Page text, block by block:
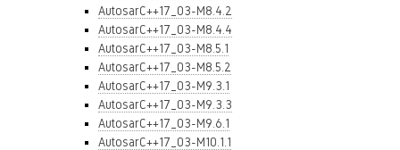
AutosarC++17_03-M8.4.2
AutosarC++17_03-M8.4.4
AutosarC++17_03-M8.5.1
AutosarC++17_03-M8.5.2
AutosarC++17_03-M9.3.1
AutosarC++17_03-M9.3.3
AutosarC++17_03-M9.6.1
AutosarC++17_03-M10.1.1